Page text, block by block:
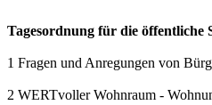
Tagesordnung für die öffentliche
1 Fragen und Anregungen von
2 WERTvoller Wohnraum -